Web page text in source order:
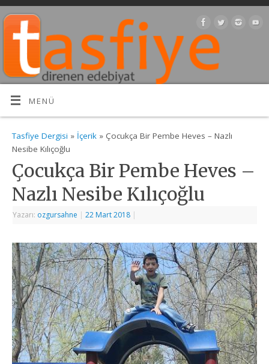
MENÜ
Tasfiye Dergisi » İçerik » Çocukça Bir Pembe Heves – Nazlı
Nesibe Kılıçoğlu
Çocukça Bir Pembe Heves –
Nazlı Nesibe Kılıçoğlu
Yazarı: ozgursahne | 22 Mart 2018 |